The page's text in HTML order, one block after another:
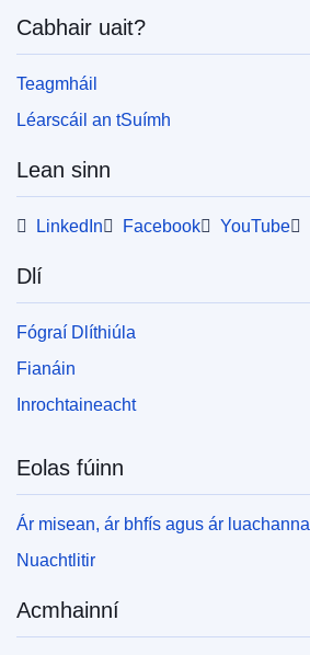
Téamaí: Beartas sláinte
diagnóis leighis
tuarascáil
Cabhair uait?
Teagmháil
Léarscáil an tSuímh
Lean sinn
LinkedIn Facebook YouTube
Dlí
Fógraí Dlíthiúla
Fianáin
Inrochtaineacht
Eolas fúinn
Ár misean, ár bhfís agus ár luachanna
Nuachtlitir
Acmhainní